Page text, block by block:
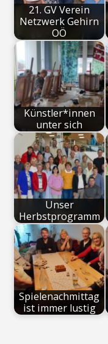
21. GV Verein
Netzwerk Gehirn
OÖ
Künstler*innen
unter sich
Unser
Herbstprogramm
Spielenachmittag
ist immer lustig